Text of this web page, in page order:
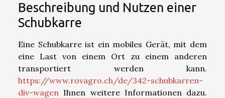
Beschreibung und Nutzen einer
Schubkarre
Eine Schubkarre ist ein mobiles Gerät, mit dem
eine Last von einem Ort zu einem anderen
transportiert werden kann.
https://www.rovagro.ch/de/342-schubkarren-
div-wagen Ihnen weitere Informationen dazu.